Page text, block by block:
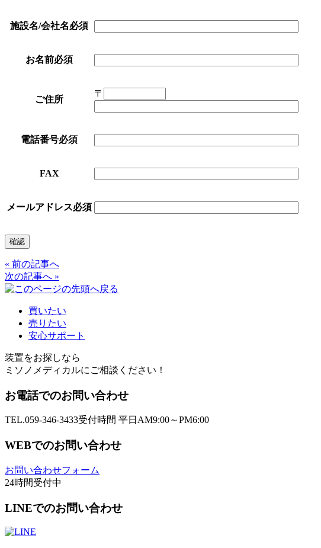
施設名/会社名必須
お名前必須
ご住所
〒
電話番号必須
FAX
メールアドレス必須
« 前の記事へ
次の記事へ »
買いたい
売りたい
安心サポート
装置をお探しなら
ミソノメディカルにご相談ください！
お電話でのお問い合わせ
TEL.059-346-3433受付時間 平日AM9:00～PM6:00
WEBでのお問い合わせ
お問い合わせフォーム
24時間受付中
LINEでのお問い合わせ